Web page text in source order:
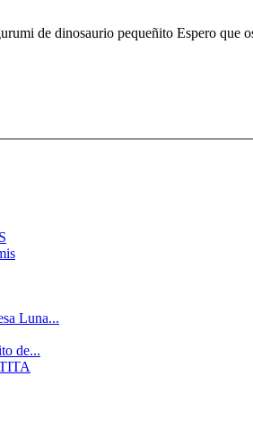
de dinosaurio pequeñito Espero que
Luna...
de...